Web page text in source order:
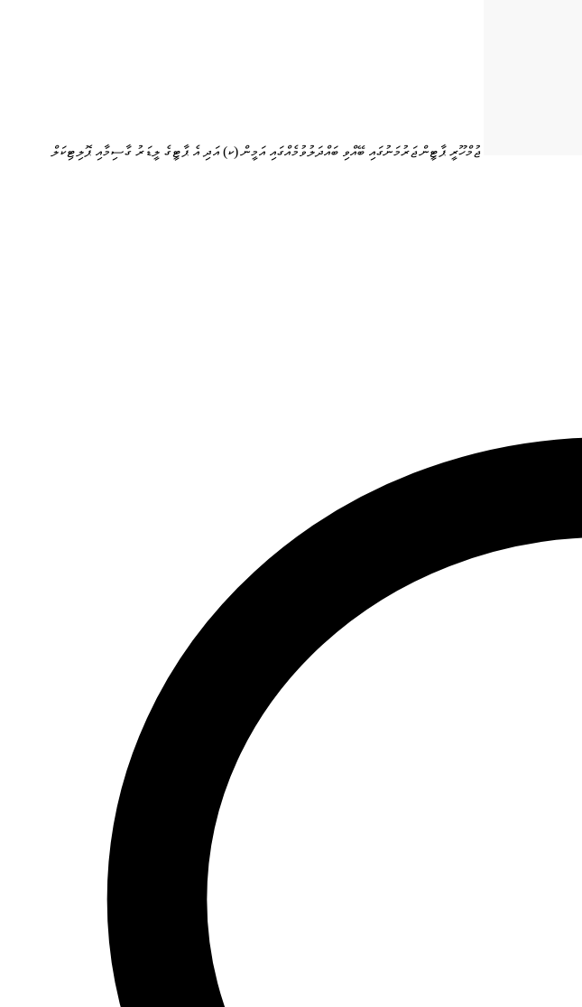
ޖުމްހޫރީ ޕާޓީން ޖަރުމަނުގައި ބޭއްވި ބައްދަލުވުމެއްގައި އަމީން (ކ) އަދި އެ ޕާޓީގެ ލީޑަރު ގާސިމާއި ޕޮލިޓިކަލް